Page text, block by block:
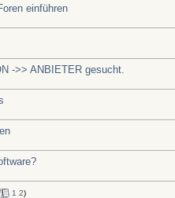
einführen
->> ANBIETER gesucht.
1 2)